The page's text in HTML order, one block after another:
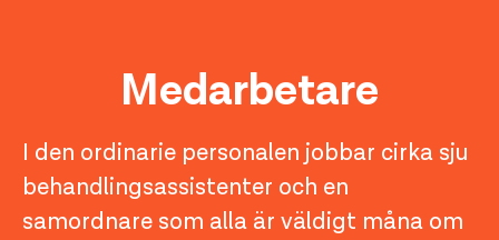
Medarbetare
I den ordinarie personalen jobbar cirka sju
behandlingsassistenter och en
samordnare som alla är väldigt måna om